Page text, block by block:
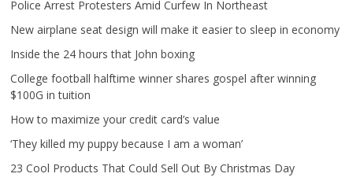
Police Arrest Protesters Amid Curfew In Northeast
New airplane seat design will make it easier to sleep in economy
Inside the 24 hours that John boxing
College football halftime winner shares gospel after winning
$100G in tuition
How to maximize your credit card’s value
‘They killed my puppy because I am a woman’
23 Cool Products That Could Sell Out By Christmas Day